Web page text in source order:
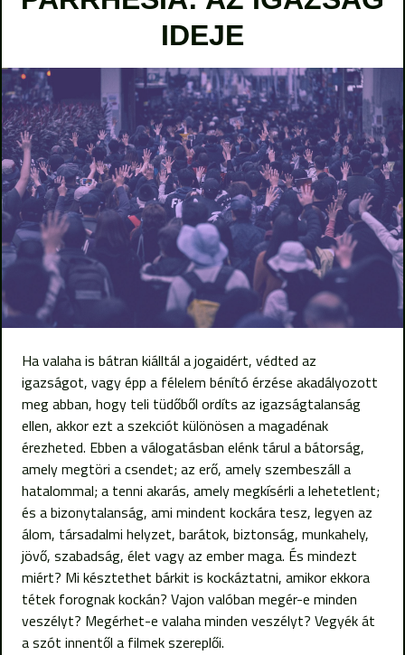
IDEJE
Ha valaha is bátran kiálltál a jogaidért, védted az
igazságot, vagy épp a félelem bénító érzése akadályozott
meg abban, hogy teli tüdőből ordíts az igazságtalanság
ellen, akkor ezt a szekciót különösen a magadénak
érezheted. Ebben a válogatásban elénk tárul a bátorság,
amely megtöri a csendet; az erő, amely szembeszáll a
hatalommal; a tenni akarás, amely megkísérli a lehetetlent;
és a bizonytalanság, ami mindent kockára tesz, legyen az
álom, társadalmi helyzet, barátok, biztonság, munkahely,
jövő, szabadság, élet vagy az ember maga. És mindezt
miért? Mi késztethet bárkit is kockáztatni, amikor ekkora
tétek forognak kockán? Vajon valóban megér-e minden
veszélyt? Megérhet-e valaha minden veszélyt? Vegyék át
a szót innentől a filmek szereplői.